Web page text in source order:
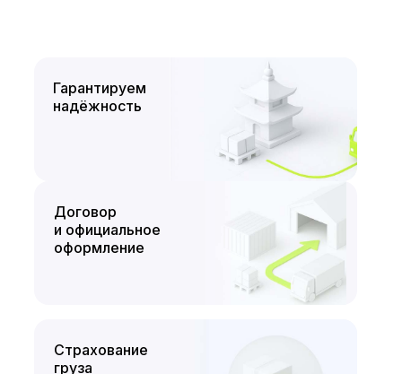
Гарантируем
надёжность
Договор
и официальное
оформление
Страхование
груза